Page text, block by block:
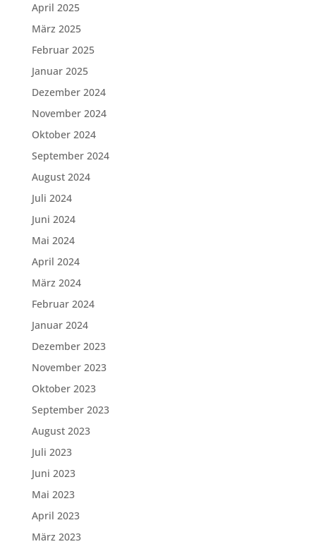
April 2025
März 2025
Februar 2025
Januar 2025
Dezember 2024
November 2024
Oktober 2024
September 2024
August 2024
Juli 2024
Juni 2024
Mai 2024
April 2024
März 2024
Februar 2024
Januar 2024
Dezember 2023
November 2023
Oktober 2023
September 2023
August 2023
Juli 2023
Juni 2023
Mai 2023
April 2023
März 2023